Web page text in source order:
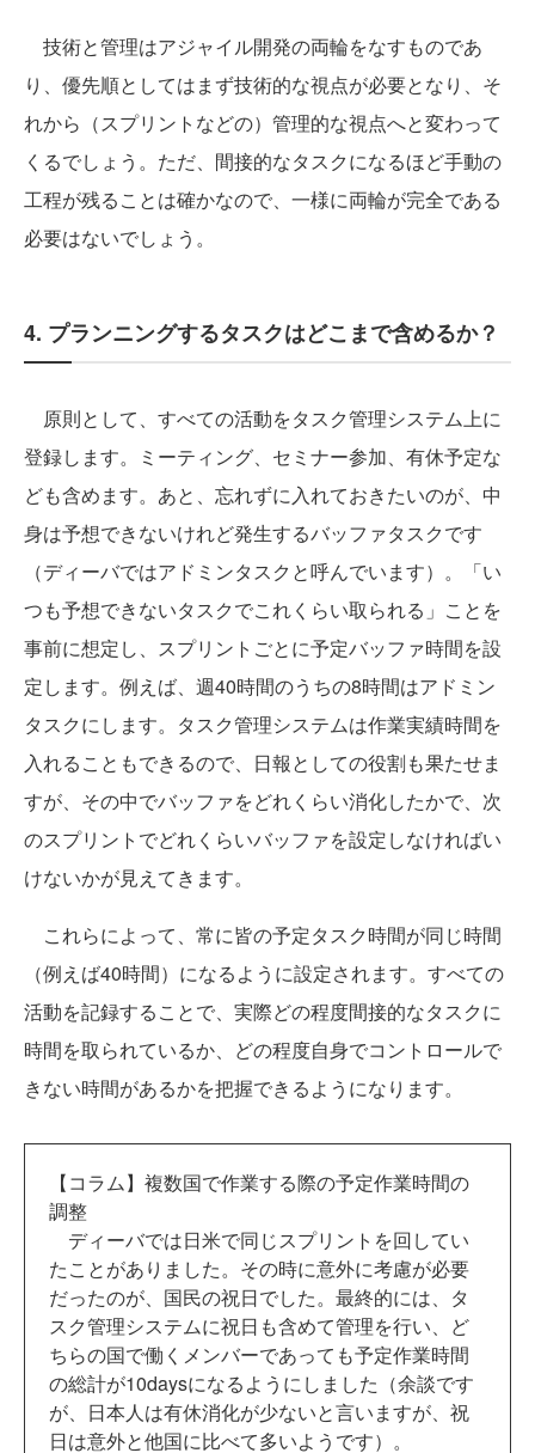
技術と管理はアジャイル開発の両輪をなすものであ
り、優先順としてはまず技術的な視点が必要となり、そ
れから（スプリントなどの）管理的な視点へと変わって
くるでしょう。ただ、間接的なタスクになるほど手動の
工程が残ることは確かなので、一様に両輪が完全である
必要はないでしょう。
4. プランニングするタスクはどこまで含めるか？
原則として、すべての活動をタスク管理システム上に
登録します。ミーティング、セミナー参加、有休予定な
ども含めます。あと、忘れずに入れておきたいのが、中
身は予想できないけれど発生するバッファタスクです
（ディーバではアドミンタスクと呼んでいます）。「い
つも予想できないタスクでこれくらい取られる」ことを
事前に想定し、スプリントごとに予定バッファ時間を設
定します。例えば、週40時間のうちの8時間はアドミン
タスクにします。タスク管理システムは作業実績時間を
入れることもできるので、日報としての役割も果たせま
すが、その中でバッファをどれくらい消化したかで、次
のスプリントでどれくらいバッファを設定しなければい
けないかが見えてきます。
これらによって、常に皆の予定タスク時間が同じ時間
（例えば40時間）になるように設定されます。すべての
活動を記録することで、実際どの程度間接的なタスクに
時間を取られているか、どの程度自身でコントロールで
きない時間があるかを把握できるようになります。
【コラム】複数国で作業する際の予定作業時間の
調整
ディーバでは日米で同じスプリントを回してい
たことがありました。その時に意外に考慮が必要
だったのが、国民の祝日でした。最終的には、タ
スク管理システムに祝日も含めて管理を行い、ど
ちらの国で働くメンバーであっても予定作業時間
の総計が10daysになるようにしました（余談です
が、日本人は有休消化が少ないと言いますが、祝
日は意外と他国に比べて多いようです）。